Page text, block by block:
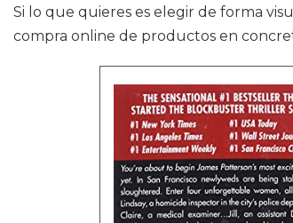
Si lo que quieres es elegir de forma
compra online de productos en